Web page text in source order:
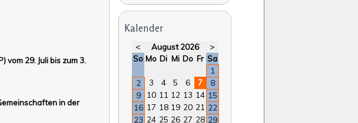
Kalender
< August 2026
>
Sonntag
Montag
Dienstag
Mittwoch
Donnerstag
Freitag
Samstag
1
2
3 4 5 6 7
8
9
10 11 12 13 14 15
16 17 18 19 20 21 22
23 24 25 26 27 28 29
vom 29. Juli bis zum 3.
in der